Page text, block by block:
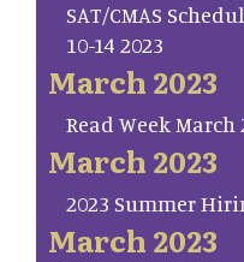
SAT/CMAS
10-14 2023
March 2023
Read Week March
March 2023
2023 Summer
March 2023